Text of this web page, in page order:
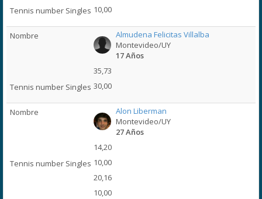
10,00
Almudena Felicitas Villalba
Montevideo/UY
17 Años
35,73
30,00
Alon Liberman
Montevideo/UY
27 Años
14,20
10,00
20,16
10,00